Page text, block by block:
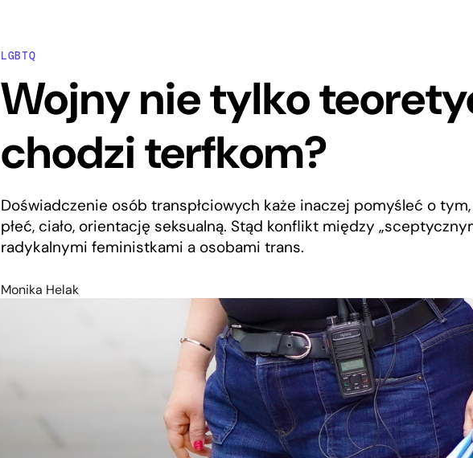
LGBTQ
Wojny nie tylko
chodzi terfkom?
Doświadczenie osób transpłciowych każe inaczej pomyśleć o
płeć, ciało, orientację seksualną. Stąd konflikt między
radykalnymi feministkami a osobami trans.
Monika Helak